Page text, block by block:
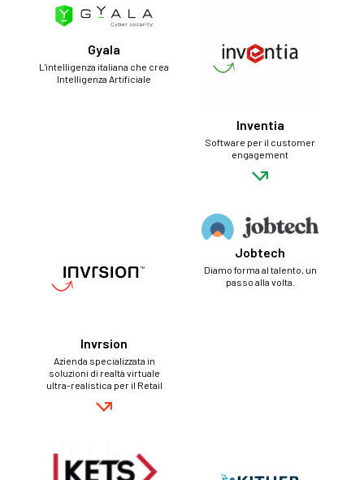
Gyala
L'intelligenza italiana che crea
Intelligenza Artificiale
Inventia
Software per il customer
engagement
Invrsion
Azienda specializzata in
soluzioni di realtà virtuale
ultra-realistica per il Retail
Jobtech
Diamo forma al talento, un
passo alla volta.